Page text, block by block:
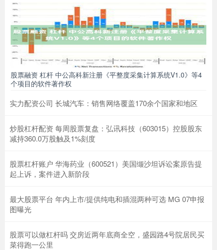
股票融资 杠杆 中公高科新注册《平整度采集计算系统V1.0》等4
个项目的软件著作权
实力配资公司 长城汽车：销售网络覆盖170余个国家和地区
炒股杠杆配资 每周股票复盘：弘讯科技（603015）控股股东
减持360.0万股触及1%刻度
股票杠杆账户 华海药业（600521）美国缬沙坦诉讼案原告提
起上诉，案件进入新阶段
最大股票平台 年内上市/提供纯电和插混两种可选 MG 07申报
图曝光
股票可以做杠杆吗 交房近两年底商全空，盛园路4号院居民买
菜得跑一公里